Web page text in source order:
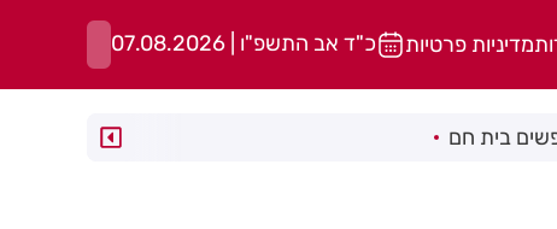
מדיניות פרטיות כ"ד אב התשפ"ו | 07.08.2026
בית חם